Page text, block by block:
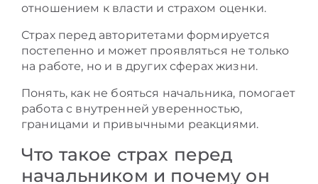
отношением к власти и страхом оценки.
Страх перед авторитетами формируется
постепенно и может проявляться не только
на работе, но и в других сферах жизни.
Понять, как не бояться начальника, помогает
работа с внутренней уверенностью,
границами и привычными реакциями.
Что такое страх перед
начальником и почему он